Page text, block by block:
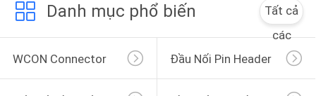
Danh mục phổ biến
Tất cả
các
WCON Connector
Đầu Nối Pin Header